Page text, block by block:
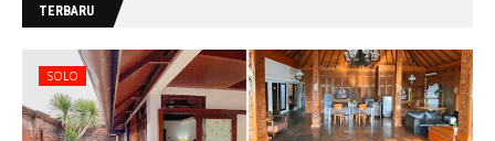
TERBARU
SOLO